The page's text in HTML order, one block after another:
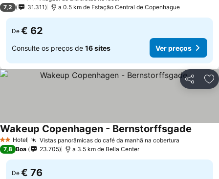
7,2 31.311 a 0.5 km de Estação Central de Copenhague
De € 62
Consulte os preços de 16 sites Ver preços
Partilhar
2 Estrelas
Hotel Vistas panorâmicas do café da manhã na cobertura
Wakeup Copenhagen - Bernstorffsgade
7,8 Boa 23.705 a 3.5 km de Bella Center
De € 76